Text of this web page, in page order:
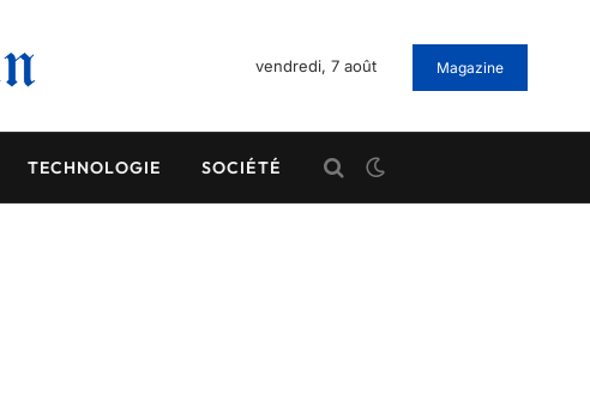
vendredi, 7 août Magazine
TECHNOLOGIE SOCIÉTÉ